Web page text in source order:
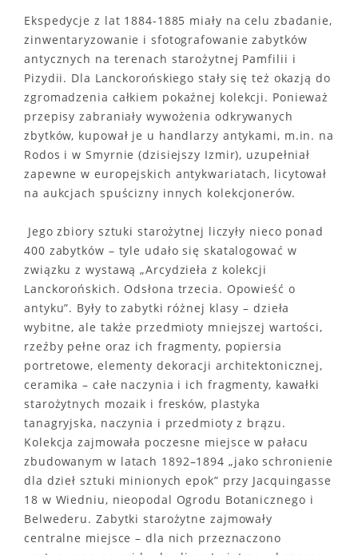
Ekspedycje z lat 1884-1885 miały na celu zbadanie,
zinwentaryzowanie i sfotografowanie zabytków
antycznych na terenach starożytnej Pamfilii i
Pizydii. Dla Lanckorońskiego stały się też okazją do
zgromadzenia całkiem pokaźnej kolekcji. Ponieważ
przepisy zabraniały wywożenia odkrywanych
zbytków, kupował je u handlarzy antykami, m.in. na
Rodos i w Smyrnie (dzisiejszy Izmir), uzupełniał
zapewne w europejskich antykwariatach, licytował
na aukcjach spuścizny innych kolekcjonerów.
Jego zbiory sztuki starożytnej liczyły nieco ponad
400 zabytków – tyle udało się skatalogować w
związku z wystawą „Arcydzieła z kolekcji
Lanckorońskich. Odsłona trzecia. Opowieść o
antyku”. Były to zabytki różnej klasy – dzieła
wybitne, ale także przedmioty mniejszej wartości,
rzeźby pełne oraz ich fragmenty, popiersia
portretowe, elementy dekoracji architektonicznej,
ceramika – całe naczynia i ich fragmenty, kawałki
starożytnych mozaik i fresków, plastyka
tanagryjska, naczynia i przedmioty z brązu.
Kolekcja zajmowała poczesne miejsce w pałacu
zbudowanym w latach 1892–1894 „jako schronienie
dla dzieł sztuki minionych epok” przy Jacquingasse
18 w Wiedniu, nieopodal Ogrodu Botanicznego i
Belwederu. Zabytki starożytne zajmowały
centralne miejsce – dla nich przeznaczono